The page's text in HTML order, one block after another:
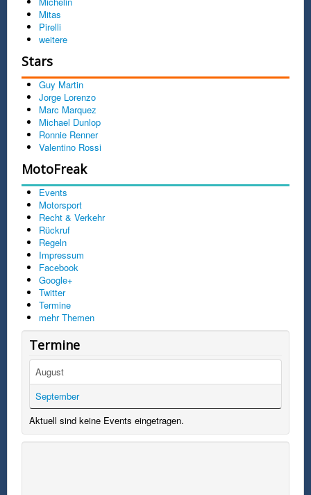
Mitas
Pirelli
weitere
Stars
Guy Martin
Jorge Lorenzo
Marc Marquez
Michael Dunlop
Ronnie Renner
Valentino Rossi
MotoFreak
Events
Motorsport
Recht & Verkehr
Rückruf
Regeln
Impressum
Facebook
Google+
Twitter
Termine
mehr Themen
Termine
August
September
Aktuell sind keine Events eingetragen.